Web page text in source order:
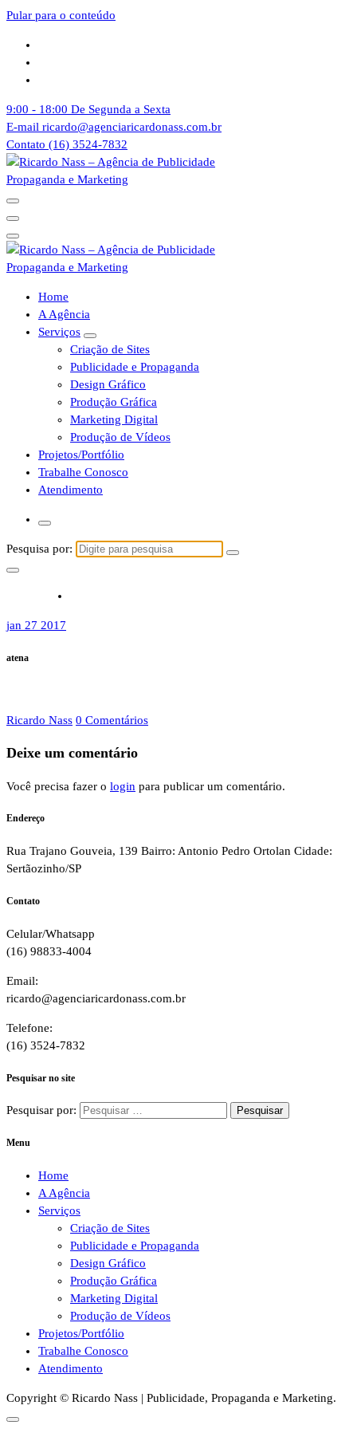
Pular para o conteúdo
9:00 - 18:00 De Segunda a Sexta
E-mail ricardo@agenciaricardonass.com.br
Contato (16) 3524-7832
cidade de Sertãozinho, Ribeirão Preto e todo o Brasil
Agência de Publicidade Ricardo Nass. Empresa especializadas em
comunicação offline e online, Nossa agência atende empresas da
cidade de Sertãozinho, Ribeirão Preto e todo o Brasil
Home
A Agência
Serviços
Criação de Sites
Publicidade e Propaganda
Design Gráfico
Produção Gráfica
Marketing Digital
Produção de Vídeos
Projetos/Portfólio
Trabalhe Conosco
Atendimento
Pesquisa por:
jan 27 2017
atena
Ricardo Nass 0 Comentários
Deixe um comentário
Você precisa fazer o login para publicar um comentário.
Endereço
Rua Trajano Gouveia, 139 Bairro: Antonio Pedro Ortolan Cidade:
Sertãozinho/SP
Contato
Celular/Whatsapp
(16) 98833-4004
Email:
ricardo@agenciaricardonass.com.br
Telefone:
(16) 3524-7832
Pesquisar no site
Pesquisar por:
Menu
Home
A Agência
Serviços
Criação de Sites
Publicidade e Propaganda
Design Gráfico
Produção Gráfica
Marketing Digital
Produção de Vídeos
Projetos/Portfólio
Trabalhe Conosco
Atendimento
Copyright © Ricardo Nass | Publicidade, Propaganda e Marketing.